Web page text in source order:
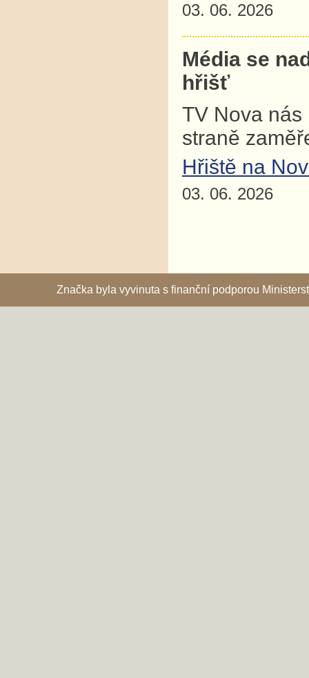
03. 06. 2026
Média se
hřišť
TV Nova
straně
Hřiště na
03. 06. 2026
Značka byla vyvinuta s finanční podporou